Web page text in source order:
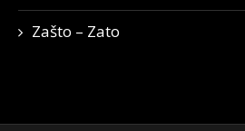
Zašto – Zato